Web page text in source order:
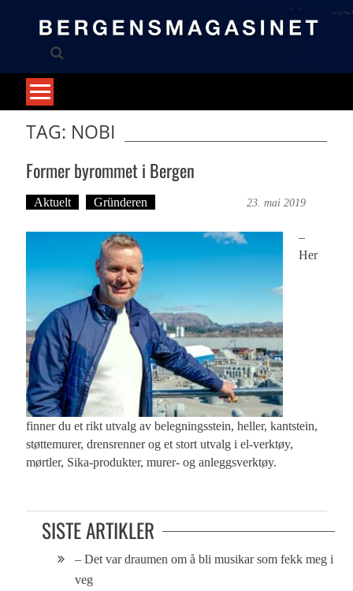
TAG: NOBI
Former byrommet i Bergen
Aktuelt Gründeren 23. mai 2019
–
Her
finner du et rikt utvalg av belegningsstein, heller, kantstein,
støttemurer, drensrenner og et stort utvalg i el-verktøy,
mørtler, Sika-produkter, murer- og anleggsverktøy.
SISTE ARTIKLER
– Det var draumen om å bli musikar som fekk meg i
veg